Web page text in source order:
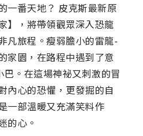
一番天地？ 皮克斯最新原
】，將帶領觀眾深入恐龍
凡旅程。瘦弱膽小的雷龍-
家園，在路程中遇到了意
。在這場神祕又刺激的冒
內心的恐懼，更發掘的自
一部溫暖又充滿笑料作
的心。